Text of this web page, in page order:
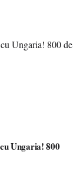
Ungaria! 800